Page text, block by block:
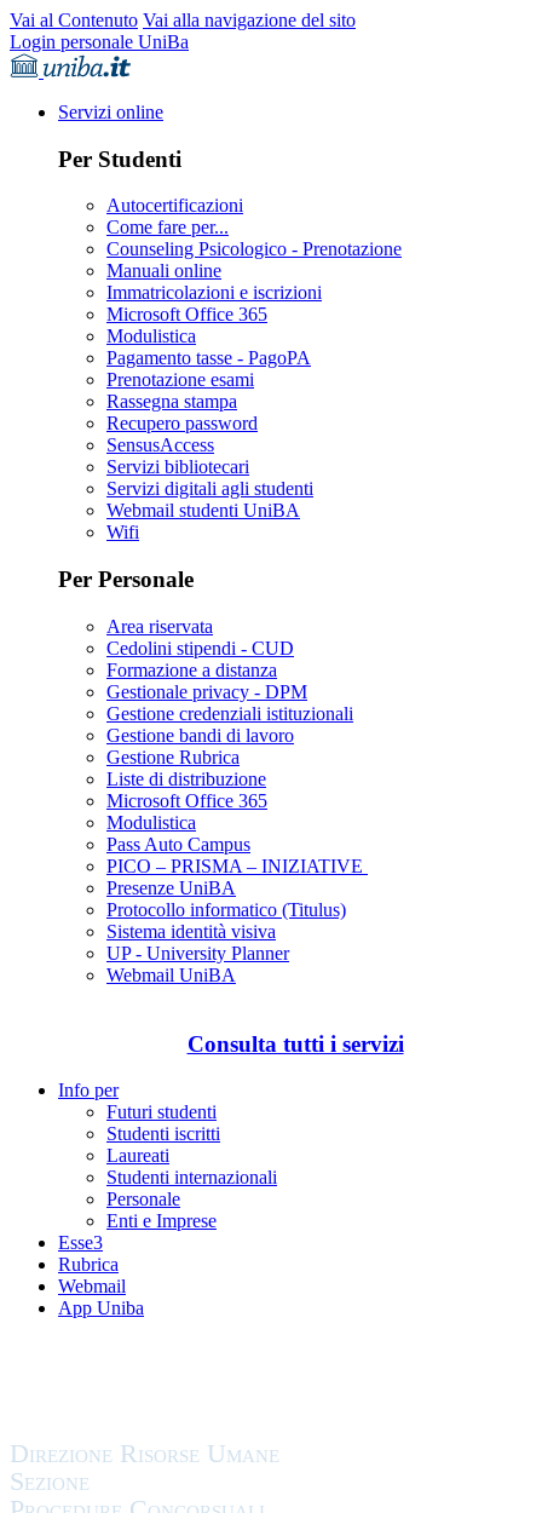
Vai al Contenuto Vai alla navigazione del sito
Login personale UniBa
Servizi online
Per Studenti
Autocertificazioni
Come fare per...
Counseling Psicologico - Prenotazione
Manuali online
Immatricolazioni e iscrizioni
Microsoft Office 365
Modulistica
Pagamento tasse - PagoPA
Prenotazione esami
Rassegna stampa
Recupero password
SensusAccess
Servizi bibliotecari
Servizi digitali agli studenti
Webmail studenti UniBA
Wifi
Per Personale
Area riservata
Cedolini stipendi - CUD
Formazione a distanza
Gestionale privacy - DPM
Gestione credenziali istituzionali
Gestione bandi di lavoro
Gestione Rubrica
Liste di distribuzione
Microsoft Office 365
Modulistica
Pass Auto Campus
PICO – PRISMA – INIZIATIVE
Presenze UniBA
Protocollo informatico (Titulus)
Sistema identità visiva
UP - University Planner
Webmail UniBA
Consulta tutti i servizi
Info per
Futuri studenti
Studenti iscritti
Laureati
Studenti internazionali
Personale
Enti e Imprese
Esse3
Rubrica
Webmail
App Uniba